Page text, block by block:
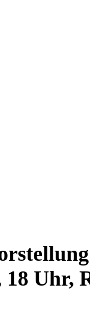
Uhr,